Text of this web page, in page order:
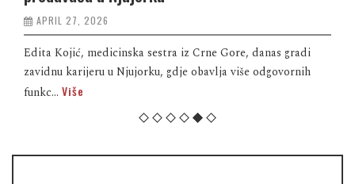
APRIL 27, 2026
Edita Kojić, medicinska sestra iz Crne Gore, danas gradi
zavidnu karijeru u Njujorku, gdje obavlja više odgovornih
funkc... Više